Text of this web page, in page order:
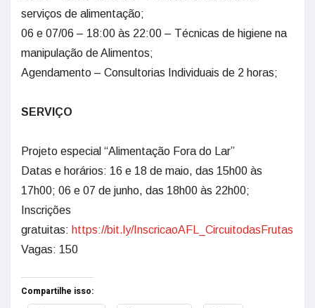
serviços de alimentação;
06 e 07/06 – 18:00 às 22:00 – Técnicas de higiene na
manipulação de Alimentos;
Agendamento – Consultorias Individuais de 2 horas;
SERVIÇO
Projeto especial “Alimentação Fora do Lar”
Datas e horários: 16 e 18 de maio, das 15h00 às
17h00; 06 e 07 de junho, das 18h00 às 22h00;
Inscrições
gratuitas: https://bit.ly/InscricaoAFL_CircuitodasFrutas
Vagas: 150
Compartilhe isso: